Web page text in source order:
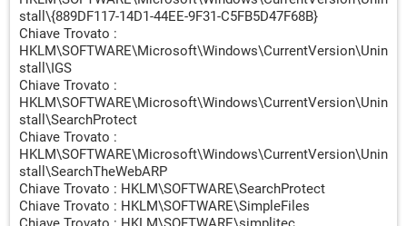
stall\{889DF117-14D1-44EE-9F31-C5FB5D47F68B}
Chiave Trovato :
HKLM\SOFTWARE\Microsoft\Windows\CurrentVersion\Unin
stall\IGS
Chiave Trovato :
HKLM\SOFTWARE\Microsoft\Windows\CurrentVersion\Unin
stall\SearchProtect
Chiave Trovato :
HKLM\SOFTWARE\Microsoft\Windows\CurrentVersion\Unin
stall\SearchTheWebARP
Chiave Trovato : HKLM\SOFTWARE\SearchProtect
Chiave Trovato : HKLM\SOFTWARE\SimpleFiles